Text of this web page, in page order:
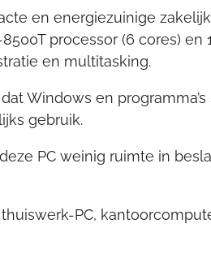
en energiezuinige
processor (6 cores)
en multitasking.
Windows en
gebruik.
PC weinig ruimte in
PC,